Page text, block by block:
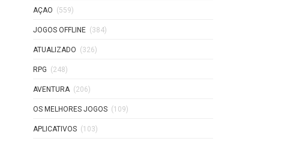
AÇAO (559)
JOGOS OFFLINE (384)
ATUALIZADO (326)
RPG (248)
AVENTURA (206)
OS MELHORES JOGOS (109)
APLICATIVOS (103)